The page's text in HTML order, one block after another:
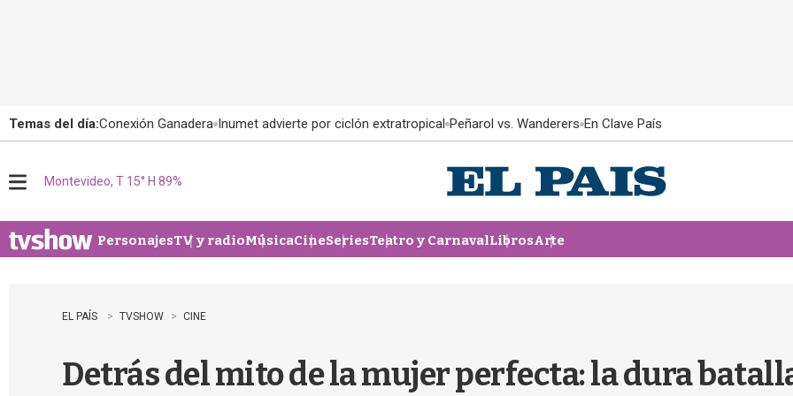
Temas del día:Conexión Ganadera Inumet advierte por ciclón extratropical Peñarol vs. Wanderers En Clave País
u
Montevideo, T 15° H 89%
PersonajesTV y radioMúsicaCineSeriesTeatro y CarnavalLibrosArte
EL PAÍS TVSHOW CINE
Detrás del mito de la mujer perfecta: la dura